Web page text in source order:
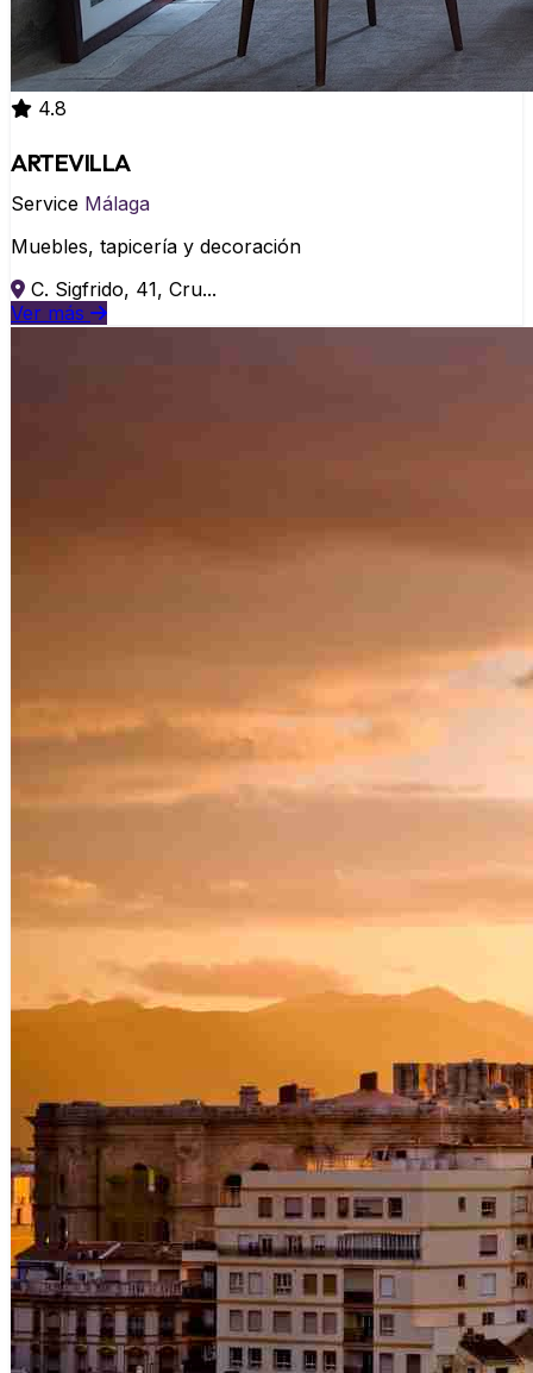
4.8
ARTEVILLA
Service Málaga
Muebles, tapicería y decoración
C. Sigfrido, 41, Cru...
Ver más